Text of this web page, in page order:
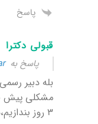
پاسخ
قبولی دکترا
پاسخ به
بله دبیر
۳ روز بندازیم،همین!!